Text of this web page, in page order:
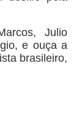
Julio
, e ouça a
brasileiro,